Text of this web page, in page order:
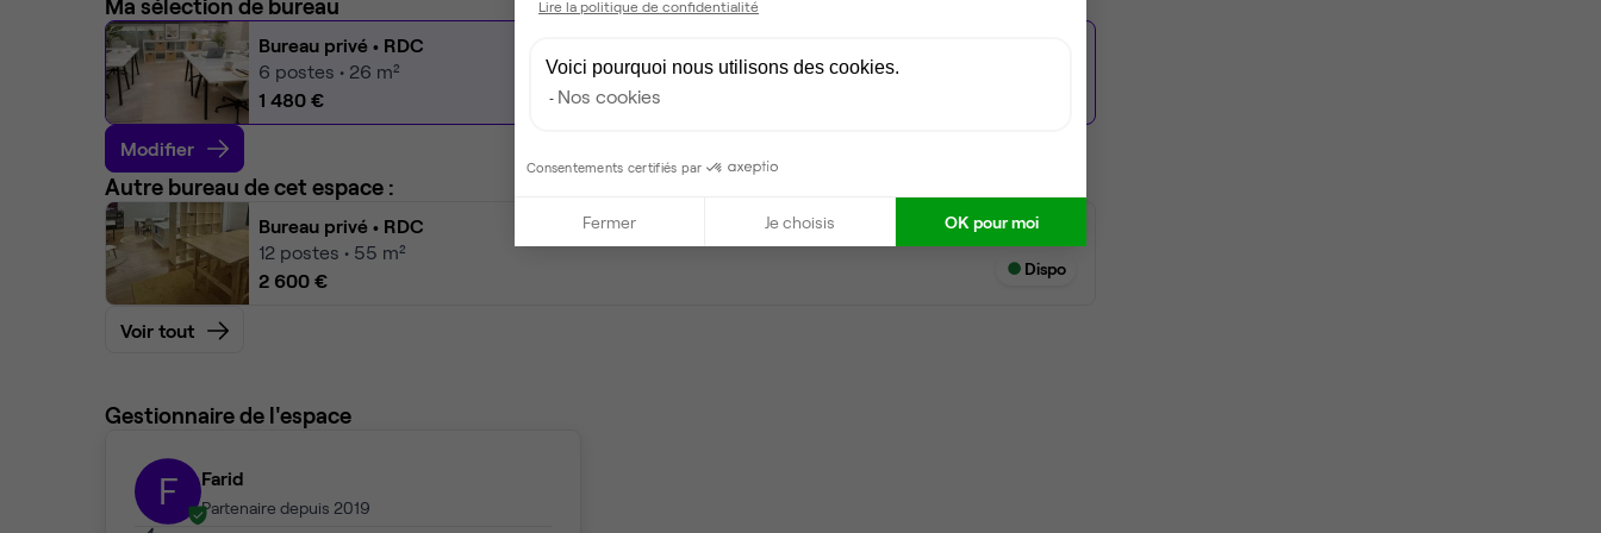
Bureau privé • RDC
6 postes • 26 m²
1 480 €
Modifier
Autre bureau de cet espace :
Bureau privé • RDC
12 postes • 55 m²
2 600 €
Dispo
Voir tout
Gestionnaire de l'espace
F Farid
Partenaire depuis 2019
Lire la politique de confidentialité
Voici pourquoi nous utilisons des cookies.
Nos cookies
Consentements certifiés par
Fermer Je choisis OK pour moi